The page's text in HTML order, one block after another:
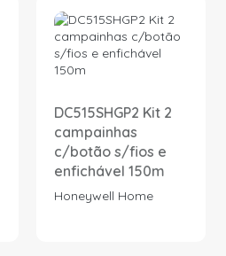
DC515SHGP2 Kit 2
campainhas
c/botão s/fios e
enfichável 150m
Honeywell Home